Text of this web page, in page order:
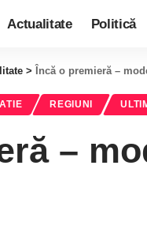
Actualitate Politică
> Încă o premieră –
REGIUNI
–